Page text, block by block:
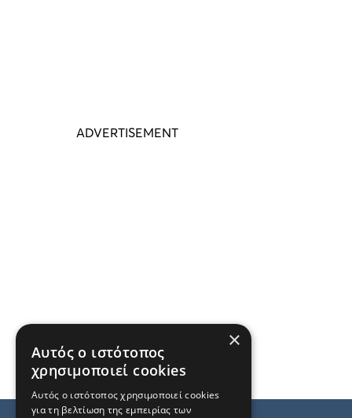
×
Αυτός ο ιστότοπος
χρησιμοποιεί cookies
Αυτός ο ιστότοπος χρησιμοποιεί cookies
για τη βελτίωση της εμπειρίας των